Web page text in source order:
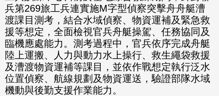
兵第269旅工兵連實施M字型偵察突擊舟舟艇漕
渡課目測考，結合水域偵察、物資運補及緊急救
援等想定，全面檢視官兵舟艇操駕、任務協同及
臨機應處能力。測考過程中，官兵依序完成舟艇
陸上運搬、人力與動力水上操行、救生繩袋救援
及漕渡物資運補等課目，並依作戰想定執行泛水
位置偵察、航線規劃及物資運送，驗證部隊水域
機動與後勤支援作業能力。